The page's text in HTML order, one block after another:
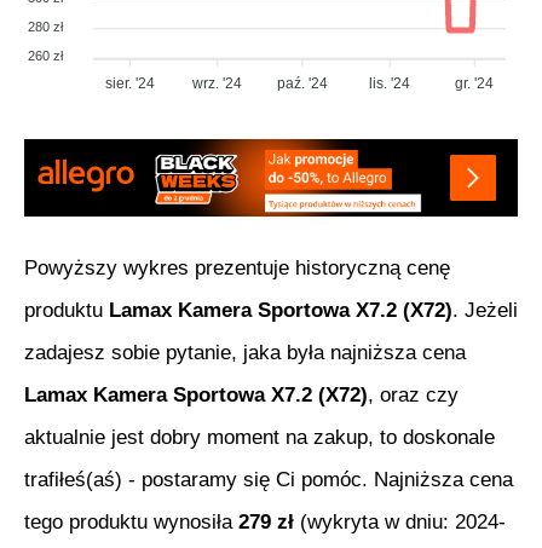
280 zł
260 zł
sier. '24 wrz. '24 paź. '24 lis. '24 gr. '24
Powyższy wykres prezentuje historyczną cenę
produktu Lamax Kamera Sportowa X7.2 (X72). Jeżeli
zadajesz sobie pytanie, jaka była najniższa cena
Lamax Kamera Sportowa X7.2 (X72), oraz czy
aktualnie jest dobry moment na zakup, to doskonale
trafiłeś(aś) - postaramy się Ci pomóc. Najniższa cena
tego produktu wynosiła 279 zł (wykryta w dniu: 2024-